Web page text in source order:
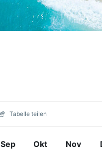
Tabelle teilen
Sep Okt Nov